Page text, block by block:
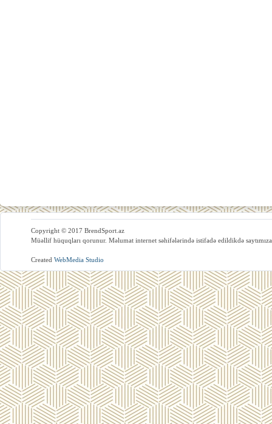
Copyright © 2017 BrendSport.az
Müəllif hüquqları qorunur. Məlumat internet səhifələrində istifadə edildikdə
Created WebMedia Studio